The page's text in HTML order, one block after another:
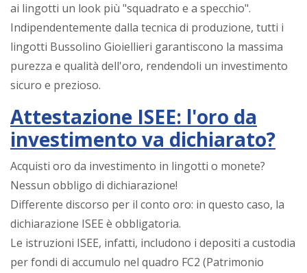
ai lingotti un look più "squadrato e a specchio".
Indipendentemente dalla tecnica di produzione, tutti i
lingotti Bussolino Gioiellieri garantiscono la massima
purezza e qualità dell'oro, rendendoli un investimento
sicuro e prezioso.
Attestazione ISEE: l'oro da
investimento va dichiarato?
Acquisti oro da investimento in lingotti o monete?
Nessun obbligo di dichiarazione!
Differente discorso per il conto oro: in questo caso, la
dichiarazione ISEE è obbligatoria.
Le istruzioni ISEE, infatti, includono i depositi a custodia
per fondi di accumulo nel quadro FC2 (Patrimonio